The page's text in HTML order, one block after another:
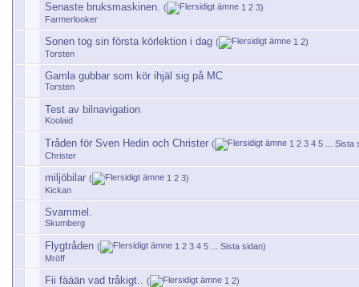
Senaste bruksmaskinen. ( 1 2 3)
Farmerlooker
Sonen tog sin första körlektion i dag ( 1 2)
Torsten
Gamla gubbar som kör ihjäl sig på MC
Torsten
Test av bilnavigation
Koolaid
Tråden för Sven Hedin och Christer ( 1 2 3 4 5
Sista
Christer
miljöbilar ( 1 2 3)
Kickan
Svammel.
Skumberg
Flygtråden ( 1 2 3 4 5 Sista sidan)
Mröff
Fii fäään vad tråkigt.. ( 1 2)